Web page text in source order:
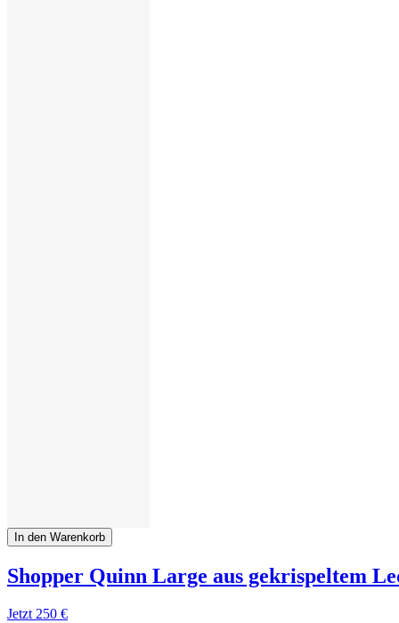
In den Warenkorb
Shopper Quinn Large aus gekrispeltem
Jetzt 250 €